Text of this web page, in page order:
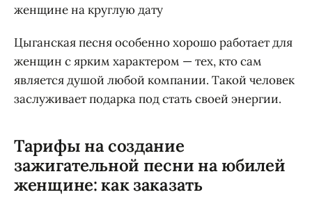
женщине на круглую дату
Цыганская песня особенно хорошо работает для
женщин с ярким характером — тех, кто сам
является душой любой компании. Такой человек
заслуживает подарка под стать своей энергии.
Тарифы на создание
зажигательной песни на юбилей
женщине: как заказать